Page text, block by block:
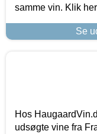
samme vin. Klik
Se
Hos
udsøgte vine fra